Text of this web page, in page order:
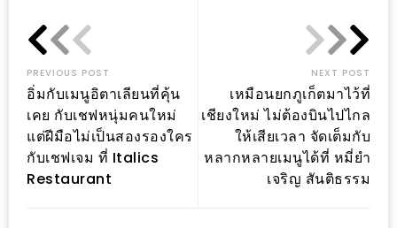
รับ
GIFT
VOUCHER
รับ
ประทาน
อาหาร
มูลค่า
PREVIOUS POST
อิ่มกับเมนูอิตาเลียนที่คุ้น
เคย กับเชฟหนุ่มคนใหม่
แต่ฝีมือไม่เป็นสองรองใคร
กับเชฟเจม ที่ Italics
Restaurant
NEXT POST
เหมือนยกภูเก็ตมาไว้ที่
เชียงใหม่ ไม่ต้องบินไปไกล
ให้เสียเวลา จัดเต็มกับ
หลากหลายเมนูได้ที่ หมี่ยำ
เจริญ สันติธรรม